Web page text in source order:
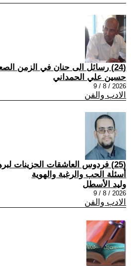
(24) رسائل الى حنان في الزمن الصعب (1)
حسين علي الحمداني
2026 / 8 / 9
الادب والفن
(25) فردوس العاشقات الحزينات
أسئلة الحب والرغبة والهوية
وليد الأسطل
2026 / 8 / 9
الادب والفن